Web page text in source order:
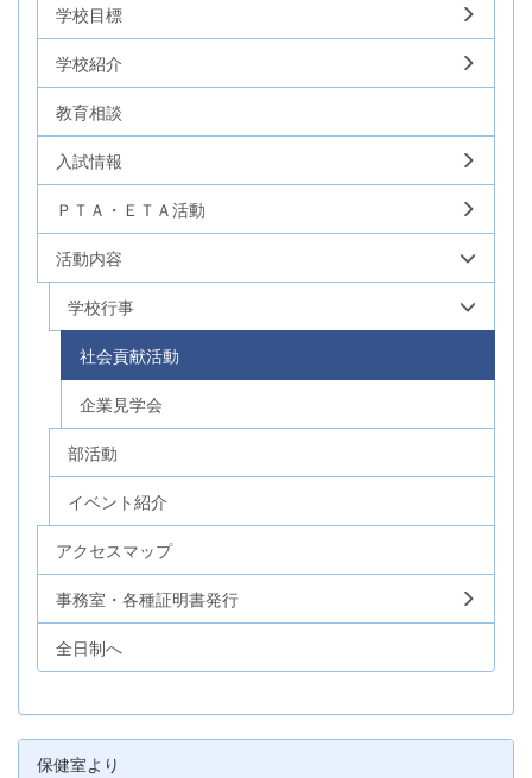
学校目標
学校紹介
教育相談
入試情報
ＰＴＡ・ＥＴＡ活動
活動内容
学校行事
社会貢献活動
企業見学会
部活動
イベント紹介
アクセスマップ
事務室・各種証明書発行
全日制へ
保健室より